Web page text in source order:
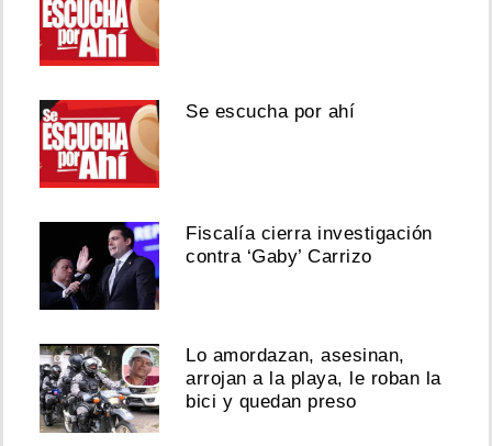
Se escucha por ahí
Fiscalía cierra investigación
contra ‘Gaby’ Carrizo
Lo amordazan, asesinan,
arrojan a la playa, le roban la
bici y quedan preso